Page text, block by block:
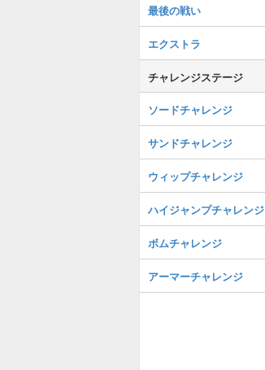
最後の戦い
エクストラ
チャレンジステージ
ソードチャレンジ
サンドチャレンジ
ウィップチャレンジ
ハイジャンプチャレンジ
ボムチャレンジ
アーマーチャレンジ